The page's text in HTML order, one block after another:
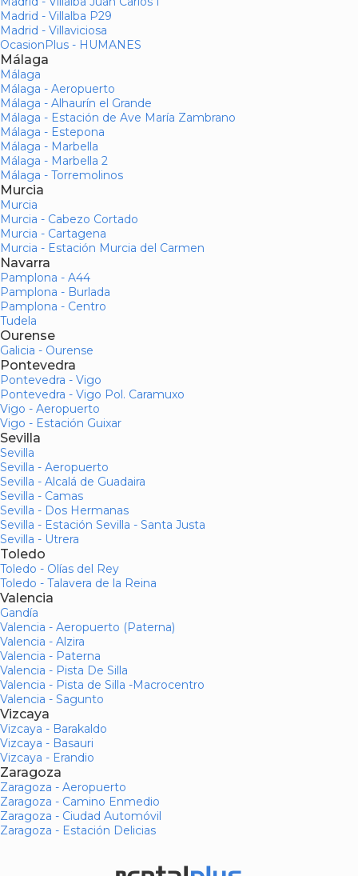
Madrid - Villalba P29
Madrid - Villaviciosa
OcasionPlus - HUMANES
Málaga
Málaga
Málaga - Aeropuerto
Málaga - Alhaurín el Grande
Málaga - Estación de Ave María Zambrano
Málaga - Estepona
Málaga - Marbella
Málaga - Marbella 2
Málaga - Torremolinos
Murcia
Murcia
Murcia - Cabezo Cortado
Murcia - Cartagena
Murcia - Estación Murcia del Carmen
Navarra
Pamplona - A44
Pamplona - Burlada
Pamplona - Centro
Tudela
Ourense
Galicia - Ourense
Pontevedra
Pontevedra - Vigo
Pontevedra - Vigo Pol. Caramuxo
Vigo - Aeropuerto
Vigo - Estación Guixar
Sevilla
Sevilla
Sevilla - Aeropuerto
Sevilla - Alcalá de Guadaira
Sevilla - Camas
Sevilla - Dos Hermanas
Sevilla - Estación Sevilla - Santa Justa
Sevilla - Utrera
Toledo
Toledo - Olías del Rey
Toledo - Talavera de la Reina
Valencia
Gandía
Valencia - Aeropuerto (Paterna)
Valencia - Alzira
Valencia - Paterna
Valencia - Pista De Silla
Valencia - Pista de Silla -Macrocentro
Valencia - Sagunto
Vizcaya
Vizcaya - Barakaldo
Vizcaya - Basauri
Vizcaya - Erandio
Zaragoza
Zaragoza - Aeropuerto
Zaragoza - Camino Enmedio
Zaragoza - Ciudad Automóvil
Zaragoza - Estación Delicias